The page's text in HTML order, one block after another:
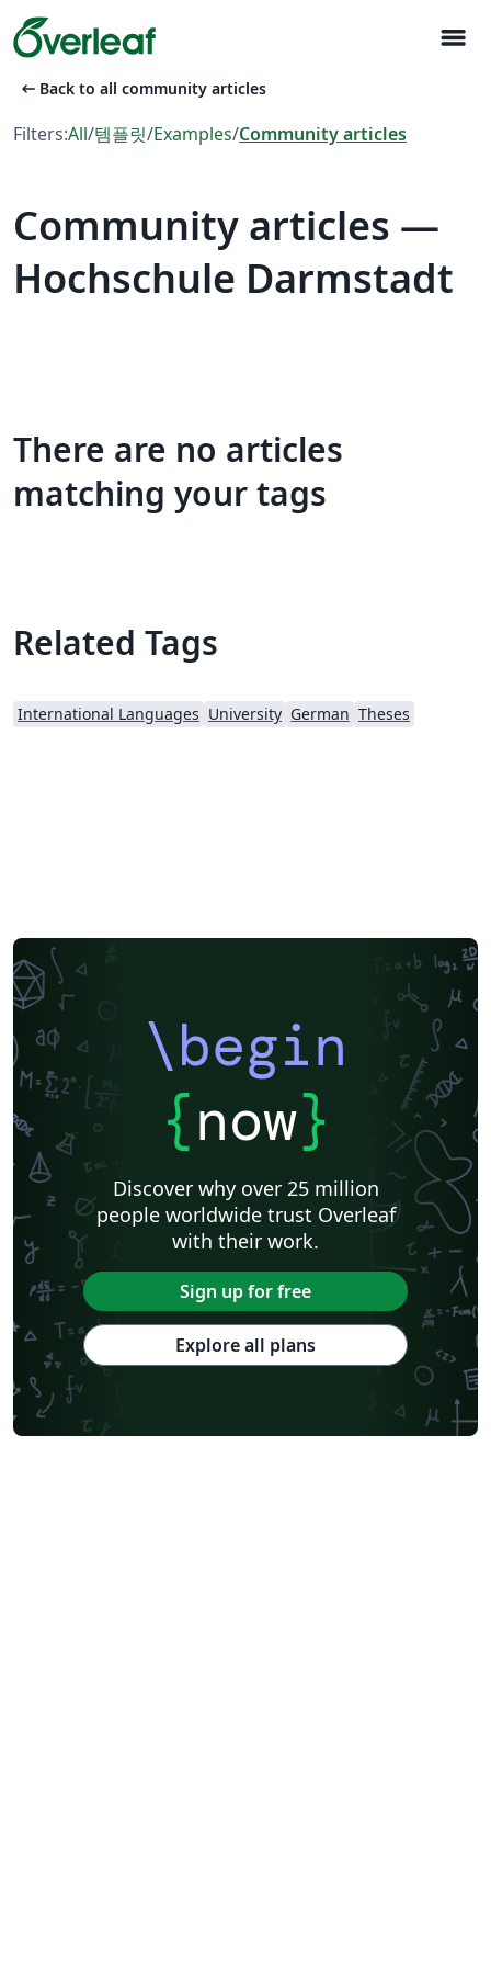
menu
arrow_left_alt Back to all community articles
Filters:All/템플릿/Examples/Community articles
Community articles —
Hochschule Darmstadt
There are no articles
matching your tags
Related Tags
International Languages University German Theses
\begin
{now}
Discover why over 25 million
people worldwide trust Overleaf
with their work.
Sign up for free
Explore all plans